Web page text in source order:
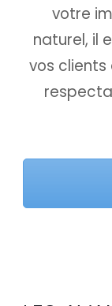
votre
naturel, il
vos